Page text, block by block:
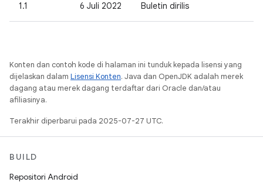
1.1 6 Juli 2022 Buletin dirilis
Konten dan contoh kode di halaman ini tunduk kepada lisensi yang
dijelaskan dalam Lisensi Konten. Java dan OpenJDK adalah merek
dagang atau merek dagang terdaftar dari Oracle dan/atau
afiliasinya.
Terakhir diperbarui pada 2025-07-27 UTC.
BUILD
Repositori Android